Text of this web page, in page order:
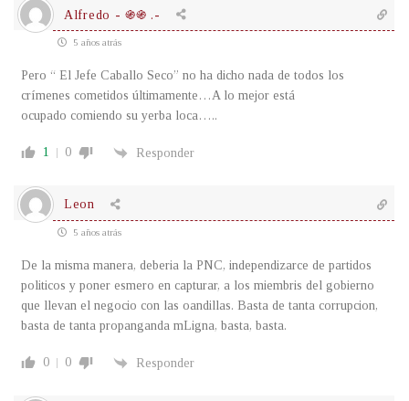
Alfredo - ֍֍ .-
5 años atrás
Pero “ El Jefe Caballo Seco” no ha dicho nada de todos los
crímenes cometidos últimamente…A lo mejor está
ocupado comiendo su yerba loca…..
1 0 Responder
Leon
5 años atrás
De la misma manera, deberia la PNC, independizarce de partidos
politicos y poner esmero en capturar, a los miembris del gobierno
que llevan el negocio con las oandillas. Basta de tanta corrupcion,
basta de tanta propanganda mLigna, basta, basta.
0 0 Responder